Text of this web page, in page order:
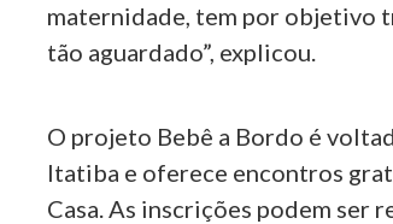
maternidade, tem por objetivo
tão aguardado”, explicou.
O projeto Bebê a Bordo é
Itatiba e oferece encontros
Casa. As inscrições podem ser